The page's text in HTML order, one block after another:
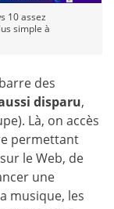
10 assez
simple à
des
disparu,
Là, on accès
permettant
le Web, de
une
musique, les